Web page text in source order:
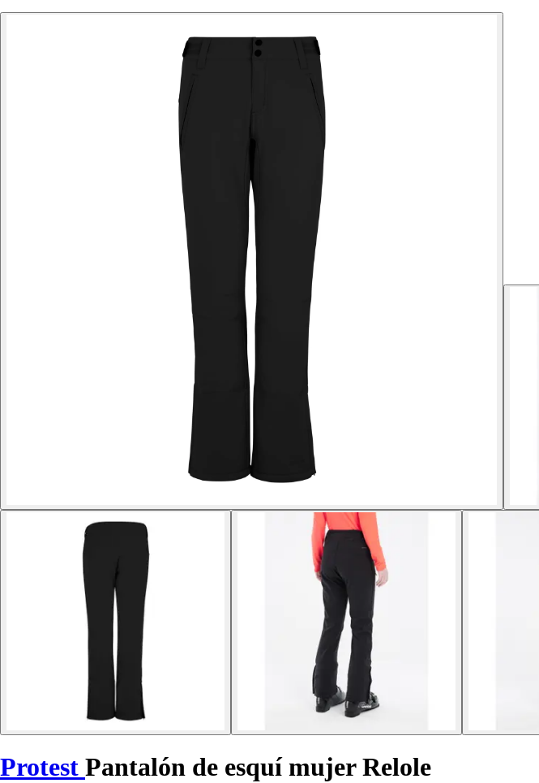
Protest Pantalón de esquí mujer Relole